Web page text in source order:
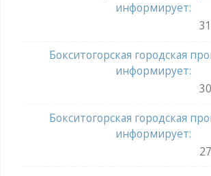
информирует:
Бокситогорская городская
информирует:
Бокситогорская городская
информирует: